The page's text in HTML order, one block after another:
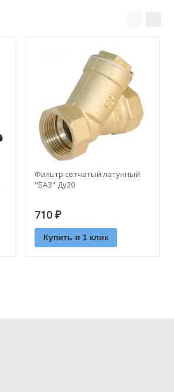
Фильтр сетчатый латунный
"БАЗ" Ду20
710 ₽
Купить в 1 клик